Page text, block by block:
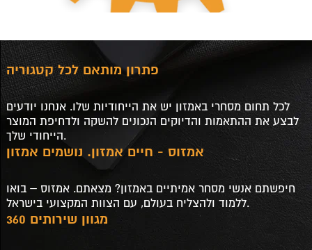
פתרון מותאם לכל קטגוריה
לכל תחום מסחרי באמזון יש את הייחודיות שלו. אנחנו יודעים
לבצע את ההתאמות והדיוקים הנכונים להשקה ולדחיפת המוצר
הייחודי שלך.
אמזוס - חיים אמזון. נושמים אמזון
חיפשתם אנשי מסחר אמיתיים באמזון? מצאתם. אמזוס – בואו
ללמוד ולהצליח בעולם, עם הצוות המקצועי בישראל.
מגוון שירותים 360